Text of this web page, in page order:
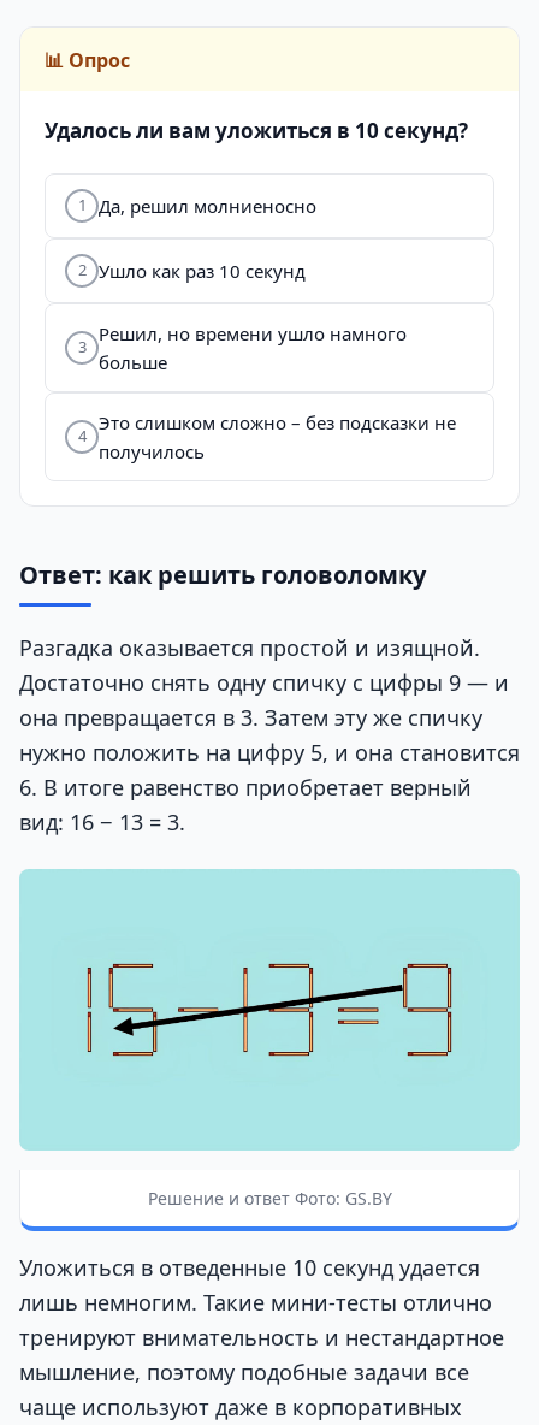
📊 Опрос
Удалось ли вам уложиться в 10 секунд?
1 Да, решил молниеносно
2 Ушло как раз 10 секунд
3
Решил, но времени ушло намного
больше
4
Это слишком сложно – без подсказки не
получилось
Ответ: как решить головоломку
Разгадка оказывается простой и изящной.
Достаточно снять одну спичку с цифры 9 — и
она превращается в 3. Затем эту же спичку
нужно положить на цифру 5, и она становится
6. В итоге равенство приобретает верный
вид: 16 − 13 = 3.
Решение и ответ Фото: GS.BY
Уложиться в отведенные 10 секунд удается
лишь немногим. Такие мини-тесты отлично
тренируют внимательность и нестандартное
мышление, поэтому подобные задачи все
чаще используют даже в корпоративных